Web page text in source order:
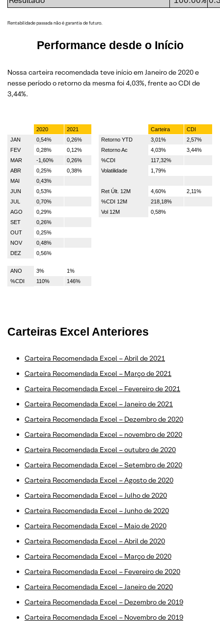
Rentabilidade passada não é garantia de futuro.
Performance desde o Início
Nossa carteira recomendada teve início em Janeiro de 2020 e
nesse período o retorno da mesma foi 4,03%, frente ao CDI de
3,44%.
2020 2021 Carteira
CDI
JAN
0,54% 0,26% Retorno YTD 3,01%
2,57%
FEV
0,28% 0,12% Retorno Ac 4,03%
3,44%
MAR
-1,60% 0,26% %CDI
117,32%
ABR
0,25% 0,38% Volatilidade
1,79%
MAI
0,43%
JUN
0,53% Ret Últ. 12M 4,60%
2,11%
JUL
0,70% %CDI 12M
218,18%
AGO
0,29% Vol 12M
0,58%
SET
0,26%
OUT
0,25%
NOV
0,48%
DEZ
0,56%
ANO 3%
1%
%CDI
110% 146%
Carteiras Excel Anteriores
Carteira Recomendada Excel – Abril de 2021
Carteira Recomendada Excel – Março de 2021
Carteira Recomendada Excel – Fevereiro de 2021
Carteira Recomendada Excel – Janeiro de 2021
Carteira Recomendada Excel – Dezembro de 2020
Carteira Recomendada Excel – novembro de 2020
Carteira Recomendada Excel – outubro de 2020
Carteira Recomendada Excel – Setembro de 2020
Carteira Recomendada Excel – Agosto de 2020
Carteira Recomendada Excel – Julho de 2020
Carteira Recomendada Excel – Junho de 2020
Carteira Recomendada Excel – Maio de 2020
Carteira Recomendada Excel – Abril de 2020
Carteira Recomendada Excel – Março de 2020
Carteira Recomendada Excel – Fevereiro de 2020
Carteira Recomendada Excel – Janeiro de 2020
Carteira Recomendada Excel – Dezembro de 2019
Carteira Recomendada Excel – Novembro de 2019